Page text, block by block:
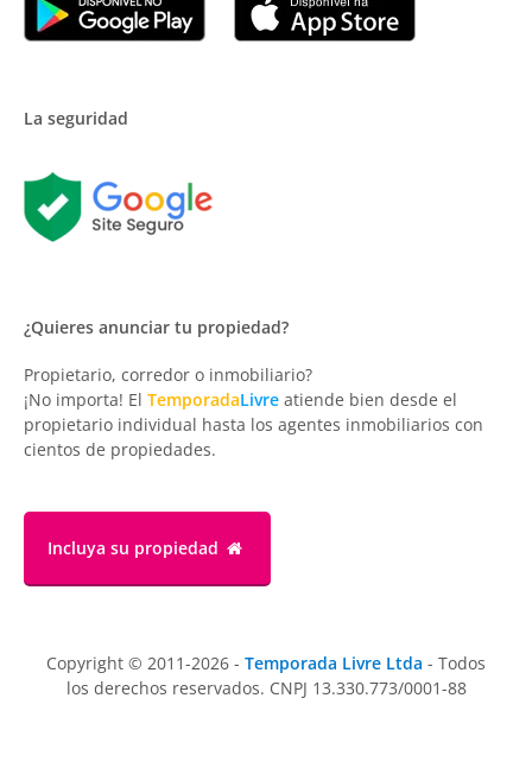
La seguridad
¿Quieres anunciar tu propiedad?
Propietario, corredor o inmobiliario?
¡No importa! El TemporadaLivre atiende bien desde el
propietario individual hasta los agentes inmobiliarios con
cientos de propiedades.
Incluya su propiedad
Copyright © 2011-2026 - Temporada Livre Ltda - Todos
los derechos reservados. CNPJ 13.330.773/0001-88